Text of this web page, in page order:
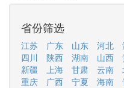
省份筛选
江苏 广东 山东 河北
四川
陕西 湖南 山西
新疆
上海 甘肃 云南
重庆
广西 宁夏 海南